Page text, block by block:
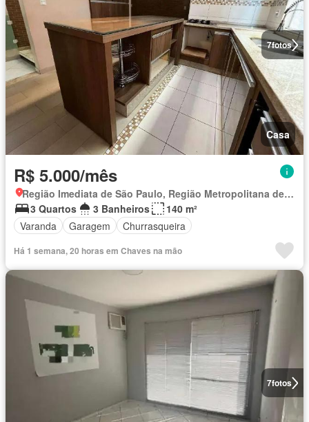
7fotos
Casa
R$ 5.000/mês
Região Imediata de São Paulo, Região Metropolitana de São Paulo
3 Quartos
3 Banheiros
140 m²
Varanda
Garagem Churrasqueira
Há 1 semana, 20 horas em Chaves na mão
7fotos